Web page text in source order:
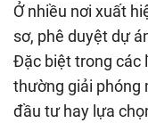
Ở nhiều nơi xuất
sơ, phê duyệt dự
Đặc biệt trong các
thường giải phóng
đầu tư hay lựa